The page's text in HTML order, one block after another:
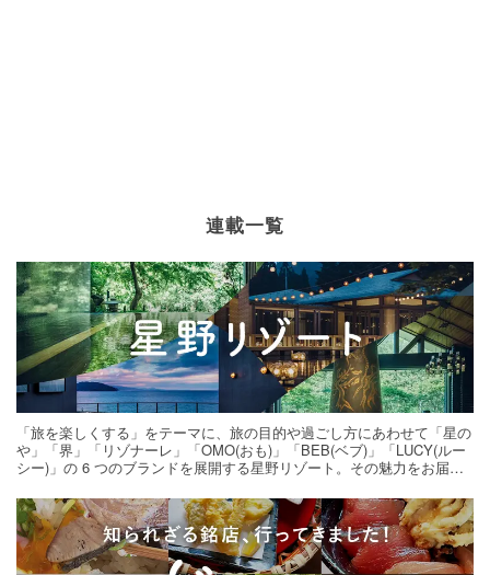
連載一覧
「旅を楽しくする」をテーマに、旅の目的や過ごし方にあわせて「星の
や」「界」「リゾナーレ」「OMO(おも)」「BEB(ベブ)」「LUCY(ルー
シー)」の 6 つのブランドを展開する星野リゾート。その魅力をお届け